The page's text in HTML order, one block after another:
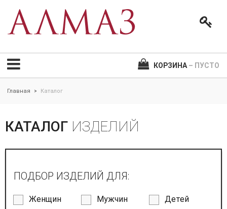
КОРЗИНА – ПУСТО
Главная > Каталог
КАТАЛОГ ИЗДЕЛИЙ
ПОДБОР ИЗДЕЛИЙ ДЛЯ:
Женщин Мужчин
Детей